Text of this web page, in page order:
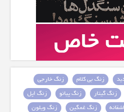
زنگ بی کلام
زنگ خارجی
زنگ گیتار زنگ پیانو
زنگ اپل
زنگ غمگین
زنگ ویلون